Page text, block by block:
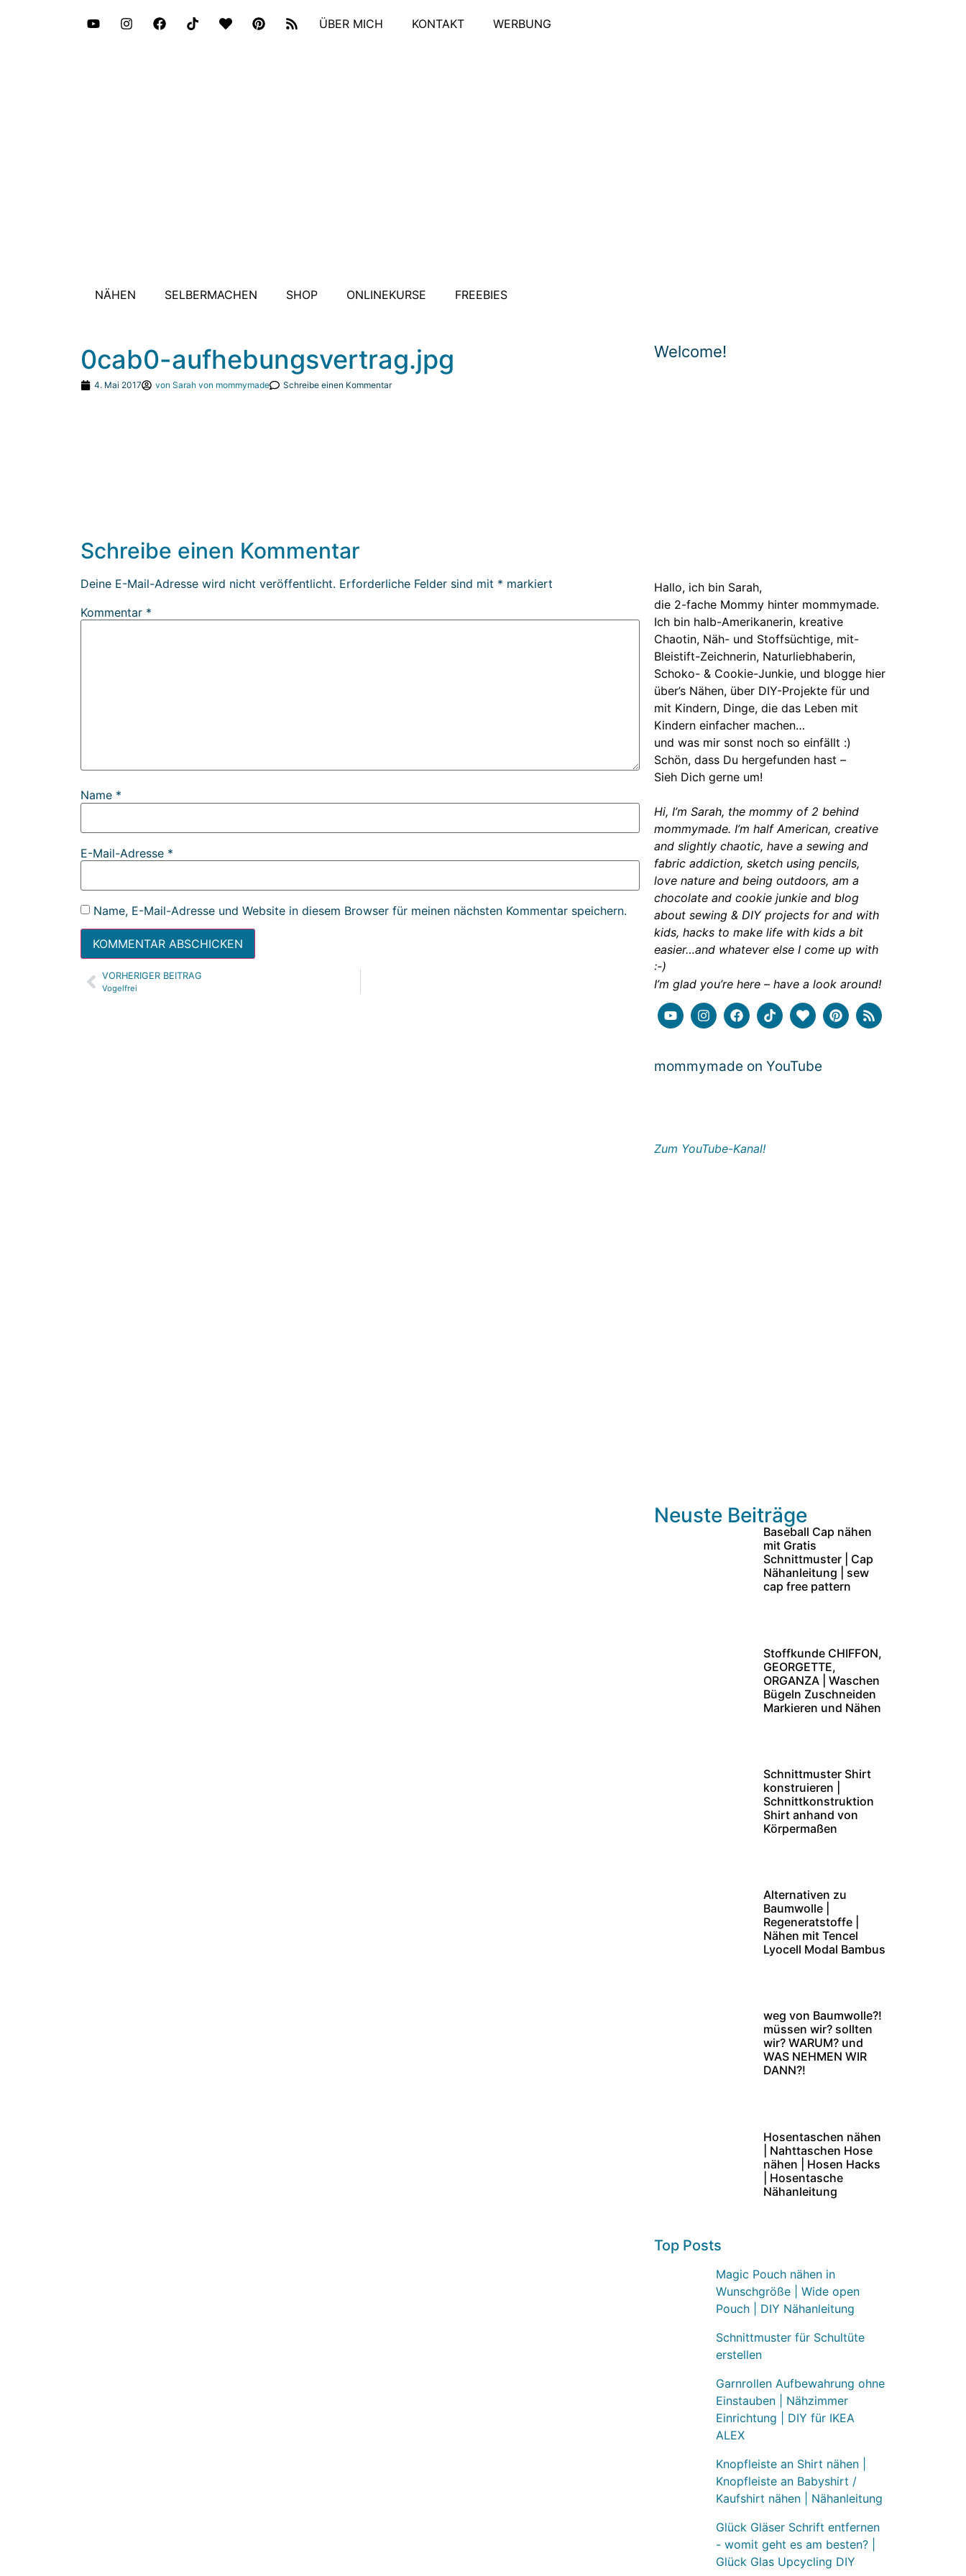
ÜBER MICH KONTAKT WERBUNG
NÄHEN SELBERMACHEN SHOP ONLINEKURSE FREEBIES
Welcome!
Hallo, ich bin Sarah,
die 2-fache Mommy hinter mommymade.
Ich bin halb-Amerikanerin, kreative
Chaotin, Näh- und Stoffsüchtige, mit-
Bleistift-Zeichnerin, Naturliebhaberin,
Schoko- & Cookie-Junkie, und blogge hier
über’s Nähen, über DIY-Projekte für und
mit Kindern, Dinge, die das Leben mit
Kindern einfacher machen…
und was mir sonst noch so einfällt :)
Schön, dass Du hergefunden hast –
Sieh Dich gerne um!
Hi, I’m Sarah, the mommy of 2 behind
mommymade. I’m half American, creative
and slightly chaotic, have a sewing and
fabric addiction, sketch using pencils,
love nature and being outdoors, am a
chocolate and cookie junkie and blog
about sewing & DIY projects for and with
kids, hacks to make life with kids a bit
easier…and whatever else I come up with
:-)
I’m glad you’re here – have a look around!
mommymade on YouTube
Zum YouTube-Kanal!
Neuste Beiträge
Baseball Cap nähen
mit Gratis
Schnittmuster | Cap
Nähanleitung | sew
cap free pattern
Stoffkunde CHIFFON,
GEORGETTE,
ORGANZA | Waschen
Bügeln Zuschneiden
Markieren und Nähen
Schnittmuster Shirt
konstruieren |
Schnittkonstruktion
Shirt anhand von
Körpermaßen
Alternativen zu
Baumwolle |
Regeneratstoffe |
Nähen mit Tencel
Lyocell Modal Bambus
weg von Baumwolle?!
müssen wir? sollten
wir? WARUM? und
WAS NEHMEN WIR
DANN?!
Hosentaschen nähen
| Nahttaschen Hose
nähen | Hosen Hacks
| Hosentasche
Nähanleitung
Top Posts
Magic Pouch nähen in
Wunschgröße | Wide open
Pouch | DIY Nähanleitung
Schnittmuster für Schultüte
erstellen
Garnrollen Aufbewahrung ohne
Einstauben | Nähzimmer
Einrichtung | DIY für IKEA
ALEX
Knopfleiste an Shirt nähen |
Knopfleiste an Babyshirt /
Kaufshirt nähen | Nähanleitung
Glück Gläser Schrift entfernen
- womit geht es am besten? |
Glück Glas Upcycling DIY
0cab0-aufhebungsvertrag.jpg
4. Mai 2017 von Sarah von mommymade Schreibe einen Kommentar
Schreibe einen Kommentar
Deine E-Mail-Adresse wird nicht veröffentlicht. Erforderliche Felder sind mit * markiert
Kommentar *
Name *
E-Mail-Adresse *
Name, E-Mail-Adresse und Website in diesem Browser für meinen nächsten Kommentar speichern.
Alternative:
VORHERIGER BEITRAG
Vogelfrei